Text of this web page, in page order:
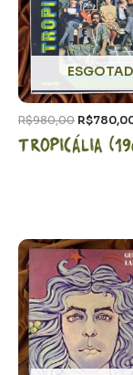
R$980,00 R$
Tropicália